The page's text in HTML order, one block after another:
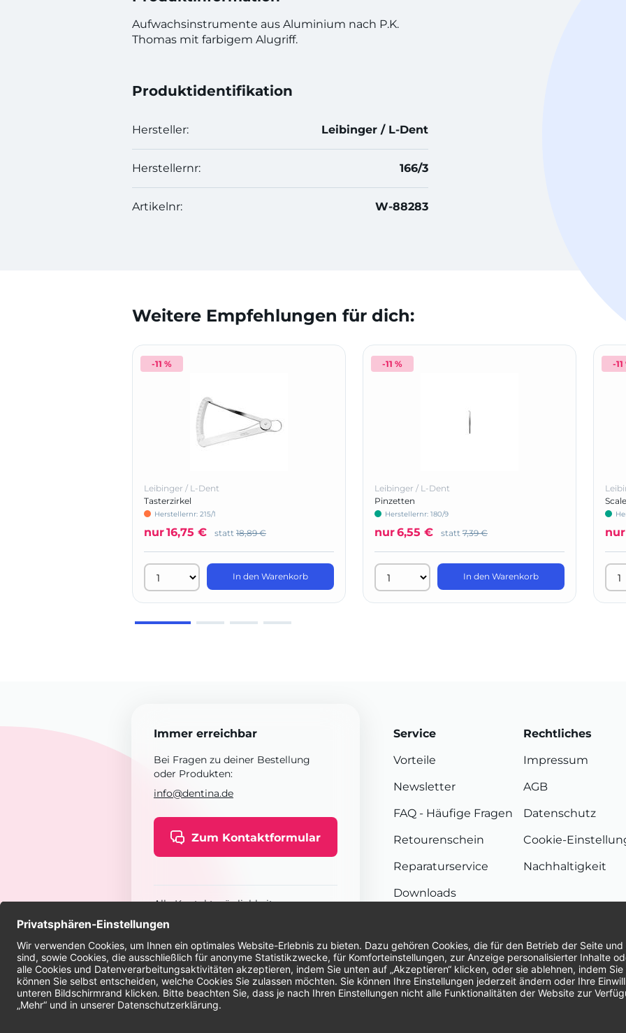
Aufwachsinstrumente aus Aluminium nach P.K.
Thomas mit farbigem Alugriff.
Produktidentifikation
Hersteller: Leibinger / L-Dent
Herstellernr: 166/3
Artikelnr: W-88283
Weitere Empfehlungen für dich:
-11 %
Leibinger / L-Dent
Tasterzirkel
Herstellernr: 215/1
nur16,75 € statt 18,89 €
In den Warenkorb
-11 %
Leibinger / L-Dent
Pinzetten
Herstellernr: 180/9
nur6,55 € statt 7,39 €
In den Warenkorb
-11
nur
Immer erreichbar
Bei Fragen zu deiner Bestellung
oder Produkten:
info@dentina.de
Zum Kontaktformular
Alle Kontaktmöglichkeiten
Service
Vorteile
Newsletter
FAQ - Häufige Fragen
Retourenschein
Reparaturservice
Downloads
Rechtliches
Impressum
AGB
Datenschutz
Cookie-
Nachhaltigkeit